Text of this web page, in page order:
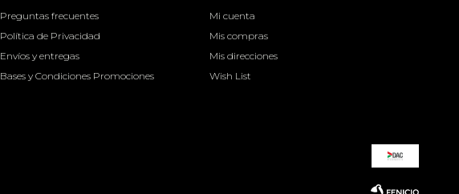
Preguntas frecuentes
Política de Privacidad
Envíos y entregas
Bases y Condiciones Promociones
Mi cuenta
Mis compras
Mis direcciones
Wish List